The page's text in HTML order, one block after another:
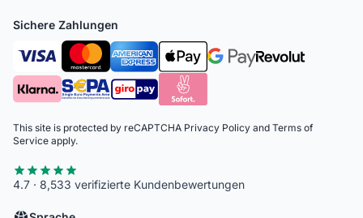
Sichere Zahlungen
This site is protected by reCAPTCHA Privacy Policy and Terms of
Service apply.
4.7 · 8,533 verifizierte Kundenbewertungen